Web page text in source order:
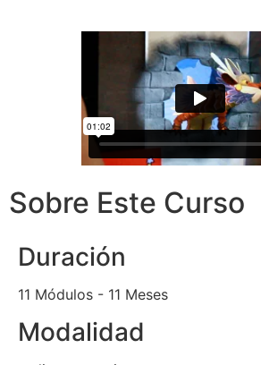
Sobre Este Curso
Duración
11 Módulos - 11 Meses
Modalidad